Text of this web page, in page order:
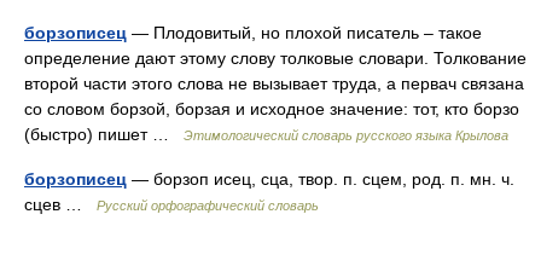
борзописец — Плодовитый, но плохой писатель – такое
определение дают этому слову толковые словари. Толкование
второй части этого слова не вызывает труда, а первач связана
со словом борзой, борзая и исходное значение: тот, кто борзо
(быстро) пишет …
Этимологический словарь русского языка Крылова
борзописец — борзоп исец, сца, твор. п. сцем, род. п. мн. ч.
сцев …
Русский орфографический словарь